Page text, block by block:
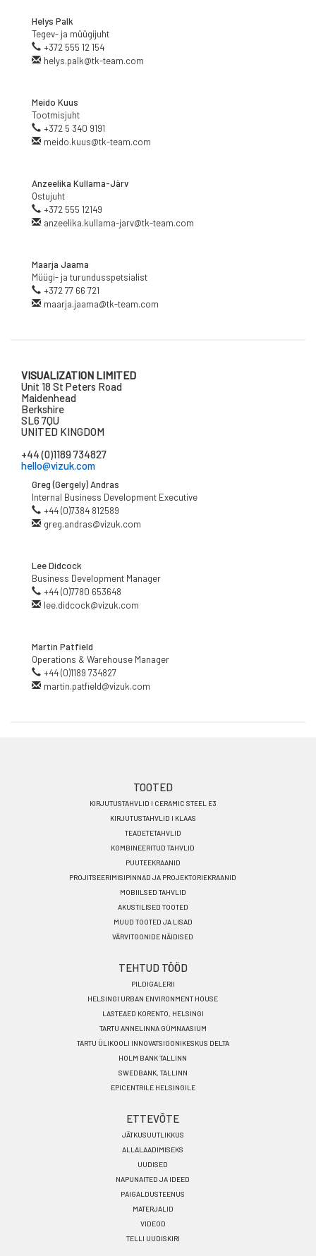
Helys Palk
Tegev- ja müügijuht
+372 555 12 154
helys.palk@tk-team.com
Meido Kuus
Tootmisjuht
+372 5 340 9191
meido.kuus@tk-team.com
Anzeelika Kullama-Järv
Ostujuht
+372 555 12149
anzeelika.kullama-jarv@tk-team.com
Maarja Jaama
Müügi- ja turundusspetsialist
+372 77 66 721
maarja.jaama@tk-team.com
VISUALIZATION LIMITED
Unit 18 St Peters Road
Maidenhead
Berkshire
SL6 7QU
UNITED KINGDOM
+44 (0)1189 734827
hello@vizuk.com
Greg (Gergely) Andras
Internal Business Development Executive
+44 (0)7384 812589
greg.andras@vizuk.com
Lee Didcock
Business Development Manager
+44 (0)7780 653648
lee.didcock@vizuk.com
Martin Patfield
Operations & Warehouse Manager
+44 (0)1189 734827
martin.patfield@vizuk.com
TOOTED
KIRJUTUSTAHVLID I CERAMIC STEEL E3
KIRJUTUSTAHVLID I KLAAS
TEADETETAHVLID
KOMBINEERITUD TAHVLID
PUUTEEKRAANID
PROJITSEERIMISIPINNAD JA PROJEKTORIEKRAANID
MOBIILSED TAHVLID
AKUSTILISED TOOTED
MUUD TOOTED JA LISAD
VÄRVITOONIDE NÄIDISED
TEHTUD TÖÖD
PILDIGALERII
HELSINGI URBAN ENVIRONMENT HOUSE
LASTEAED KORENTO, HELSINGI
TARTU ANNELINNA GÜMNAASIUM
TARTU ÜLIKOOLI INNOVATSIOONIKESKUS DELTA
HOLM BANK TALLINN
SWEDBANK, TALLINN
EPICENTRILE HELSINGILE
ETTEVÕTE
JÄTKUSUUTLIKKUS
ALLALAADIMISEKS
UUDISED
NAPUNAITED JA IDEED
PAIGALDUSTEENUS
MATERJALID
VIDEOD
TELLI UUDISKIRI